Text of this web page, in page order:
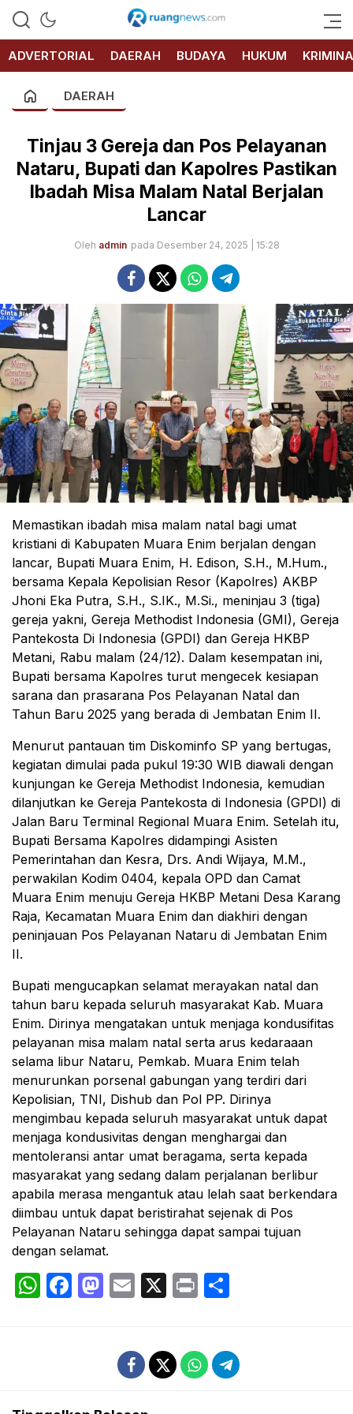
RUANG
NEWS
ADVERTORIAL
DAERAH BUDAYA HUKUM
DAERAH
Tinjau 3 Gereja dan Pos Pelayanan
Nataru, Bupati dan Kapolres Pastikan
Ibadah Misa Malam Natal Berjalan
Lancar
Oleh admin pada Desember 24, 2025 | 15:28
Memastikan ibadah misa malam natal bagi umat
kristiani di Kabupaten Muara Enim berjalan dengan
lancar, Bupati Muara Enim, H. Edison, S.H., M.Hum.,
bersama Kepala Kepolisian Resor (Kapolres) AKBP
Jhoni Eka Putra, S.H., S.IK., M.Si., meninjau 3 (tiga)
gereja yakni, Gereja Methodist Indonesia (GMI), Gereja
Pantekosta Di Indonesia (GPDI) dan Gereja HKBP
Metani, Rabu malam (24/12). Dalam kesempatan ini,
Bupati bersama Kapolres turut mengecek kesiapan
sarana dan prasarana Pos Pelayanan Natal dan
Tahun Baru 2025 yang berada di Jembatan Enim II.
Menurut pantauan tim Diskominfo SP yang bertugas,
kegiatan dimulai pada pukul 19:30 WIB diawali dengan
kunjungan ke Gereja Methodist Indonesia, kemudian
dilanjutkan ke Gereja Pantekosta di Indonesia (GPDI) di
Jalan Baru Terminal Regional Muara Enim. Setelah itu,
Bupati Bersama Kapolres didampingi Asisten
Pemerintahan dan Kesra, Drs. Andi Wijaya, M.M.,
perwakilan Kodim 0404, kepala OPD dan Camat
Muara Enim menuju Gereja HKBP Metani Desa Karang
Raja, Kecamatan Muara Enim dan diakhiri dengan
peninjauan Pos Pelayanan Nataru di Jembatan Enim
II.
Bupati mengucapkan selamat merayakan natal dan
tahun baru kepada seluruh masyarakat Kab. Muara
Enim. Dirinya mengatakan untuk menjaga kondusifitas
pelayanan misa malam natal serta arus kedaraaan
selama libur Nataru, Pemkab. Muara Enim telah
menurunkan porsenal gabungan yang terdiri dari
Kepolisian, TNI, Dishub dan Pol PP. Dirinya
mengimbau kepada seluruh masyarakat untuk dapat
menjaga kondusivitas dengan menghargai dan
mentoleransi antar umat beragama, serta kepada
masyarakat yang sedang dalam perjalanan berlibur
apabila merasa mengantuk atau lelah saat berkendara
diimbau untuk dapat beristirahat sejenak di Pos
Pelayanan Nataru sehingga dapat sampai tujuan
dengan selamat.
WhatsApp
Facebook
Mastodon
Email
X Print